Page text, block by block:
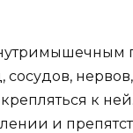
к
и